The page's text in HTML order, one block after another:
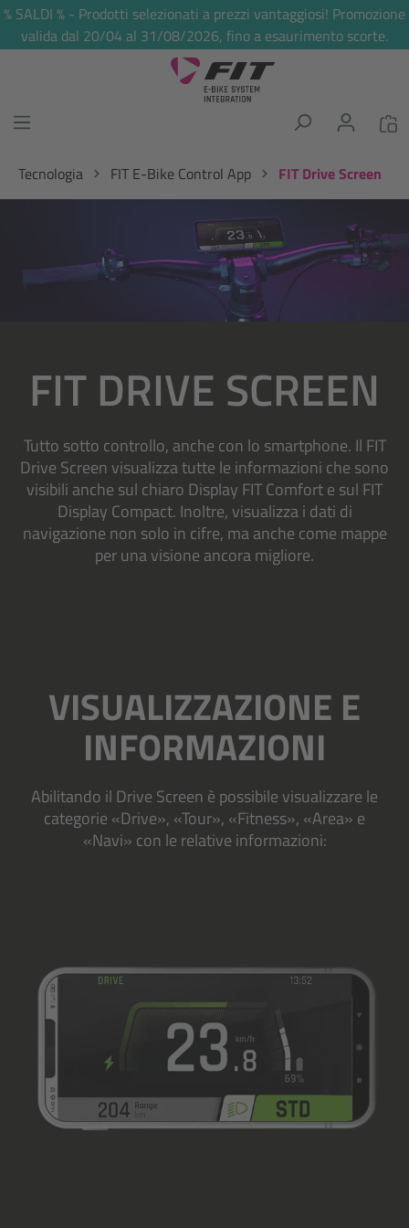
principale
% SALDI % - Prodotti selezionati a prezzi vantaggiosi! Promozione
valida dal 20/04 al 31/08/2026, fino a esaurimento scorte.
Tecnologia FIT E-Bike Control App
FIT Drive Screen
FIT DRIVE SCREEN
Tutto sotto controllo, anche con lo smartphone. Il FIT
Drive Screen visualizza tutte le informazioni che sono
visibili anche sul chiaro Display FIT Comfort e sul FIT
Display Compact. Inoltre, visualizza i dati di
navigazione non solo in cifre, ma anche come mappe
per una visione ancora migliore.
VISUALIZZAZIONE E
INFORMAZIONI
Abilitando il Drive Screen è possibile visualizzare le
categorie «Drive», «Tour», «Fitness», «Area» e
«Navi» con le relative informazioni: